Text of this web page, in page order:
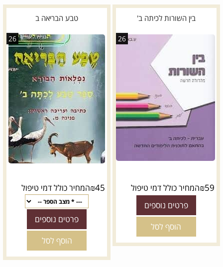
בין השורות לכיתה ב'
26
₪59 המחיר כולל דמי טיפול
פרטים נוספים
הוסף לסל
טבע הבריאה ב
26
₪45 המחיר כולל דמי טיפול
פרטים נוספים
הוסף לסל